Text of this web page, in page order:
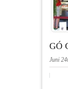
GÓ
Juni